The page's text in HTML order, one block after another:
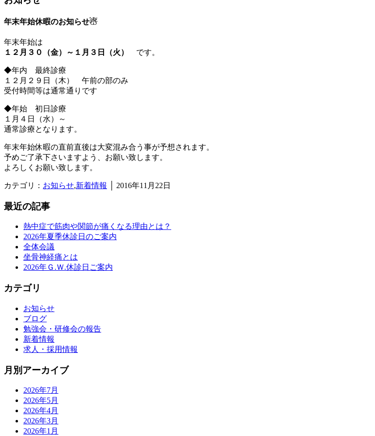
年末年始休暇のお知らせ☃
年末年始は
１２月３０（金）～１月３日（火） です。
◆年内 最終診療
１２月２９日（木） 午前の部のみ
受付時間等は通常通りです
◆年始 初日診療
１月４日（水）～
通常診療となります。
年末年始休暇の直前直後は大変混み合う事が予想されます。
予めご了承下さいますよう、お願い致します。
よろしくお願い致します。
カテゴリ： お知らせ,新着情報 │ 2016年11月22日
最近の記事
熱中症で筋肉や関節が痛くなる理由とは？
2026年夏季休診日のご案内
全体会議
坐骨神経痛とは
2026年Ｇ.Ｗ.休診日ご案内
カテゴリ
お知らせ
ブログ
勉強会・研修会の報告
新着情報
求人・採用情報
月別アーカイブ
2026年7月
2026年5月
2026年4月
2026年3月
2026年1月